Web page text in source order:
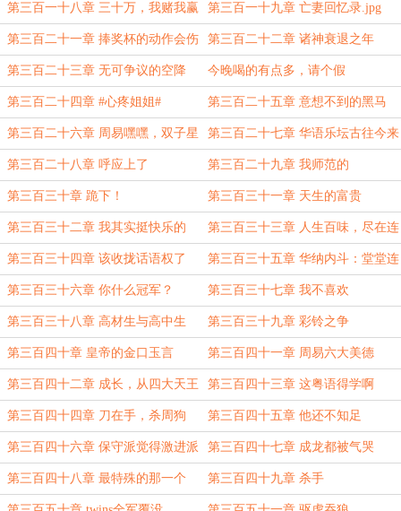
第三百一十八章 三十万，我赌我赢 第三百一十九章 亡妻回忆录.jpg
第三百二十一章 捧奖杯的动作会伤
害到你吗
第三百二十二章 诸神衰退之年
第三百二十三章 无可争议的空降 今晚喝的有点多，请个假
第三百二十四章 #心疼姐姐# 第三百二十五章 意想不到的黑马
第三百二十六章 周易嘿嘿，双子星
嘿嘿
第三百二十七章 华语乐坛古往今来
最大诈骗犯（6K)）
第三百二十八章 呼应上了 第三百二十九章 我师范的
第三百三十章 跪下！ 第三百三十一章 天生的富贵
第三百三十二章 我其实挺快乐的 第三百三十三章 人生百味，尽在连
山
第三百三十四章 该收拢话语权了 第三百三十五章 华纳内斗：堂堂连
载
第三百三十六章 你什么冠军？ 第三百三十七章 我不喜欢
第三百三十八章 高材生与高中生 第三百三十九章 彩铃之争
第三百四十章 皇帝的金口玉言 第三百四十一章 周易六大美德
第三百四十二章 成长，从四大天王
到周易开始（4k）
第三百四十三章 这粤语得学啊
（4k）
第三百四十四章 刀在手，杀周狗 第三百四十五章 他还不知足
第三百四十六章 保守派觉得激进派
太保守了
第三百四十七章 成龙都被气哭
了……
第三百四十八章 最特殊的那一个 第三百四十九章 杀手